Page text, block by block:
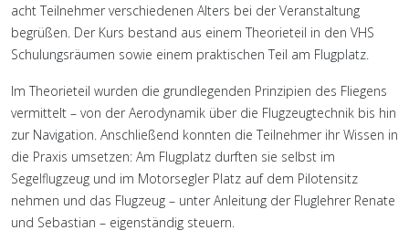
acht Teilnehmer verschiedenen Alters bei der Veranstaltung
begrüßen. Der Kurs bestand aus einem Theorieteil in den VHS
Schulungsräumen sowie einem praktischen Teil am Flugplatz.
Im Theorieteil wurden die grundlegenden Prinzipien des Fliegens
vermittelt – von der Aerodynamik über die Flugzeugtechnik bis hin
zur Navigation. Anschließend konnten die Teilnehmer ihr Wissen in
die Praxis umsetzen: Am Flugplatz durften sie selbst im
Segelflugzeug und im Motorsegler Platz auf dem Pilotensitz
nehmen und das Flugzeug – unter Anleitung der Fluglehrer Renate
und Sebastian – eigenständig steuern.